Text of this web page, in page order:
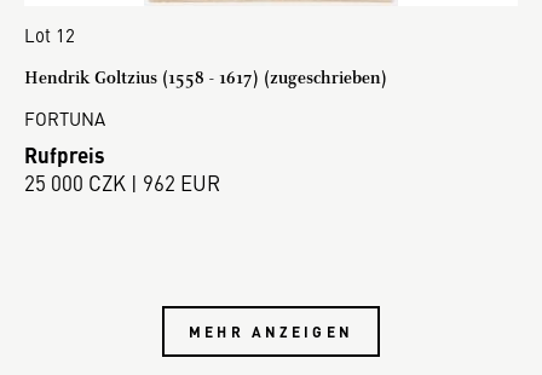
Lot 12
Hendrik Goltzius (1558 - 1617) (zugeschrieben)
FORTUNA
Rufpreis
25 000 CZK | 962 EUR
MEHR ANZEIGEN